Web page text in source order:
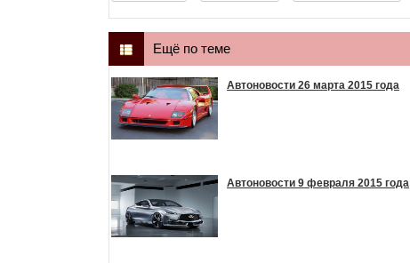
Ещё по теме
Автоновости 26 марта 2015 года
Автоновости 9 февраля 2015 года